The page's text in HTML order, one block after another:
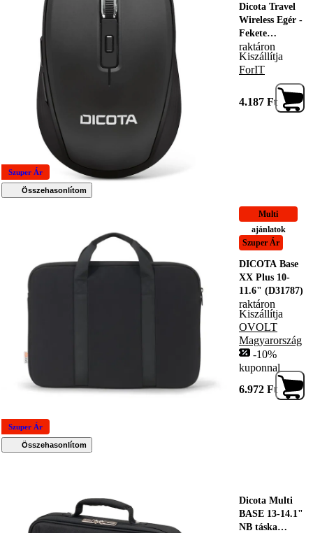
Szuper Ár
Összehasonlítom
Dicota Travel
Wireless Egér -
Fekete
(D31980)
raktáron
Kiszállítja
ForIT
4.187 Ft
Szuper Ár
Összehasonlítom
Multi
ajánlatok
Szuper Ár
DICOTA Base
XX Plus 10-
11.6" (D31787)
raktáron
Kiszállítja
OVOLT
Magyarország
-10%
kuponnal
6.972 Ft
Dicota Multi
BASE 13-14.1"
NB táska